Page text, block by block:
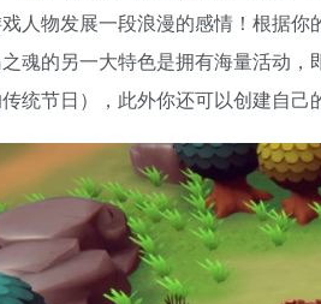
人物发展一段浪漫的感情！根据
魂的另一大特色是拥有海量活动
统节日），此外你还可以创建自